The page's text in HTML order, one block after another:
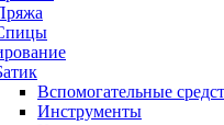
Вспомогательные
Инструменты